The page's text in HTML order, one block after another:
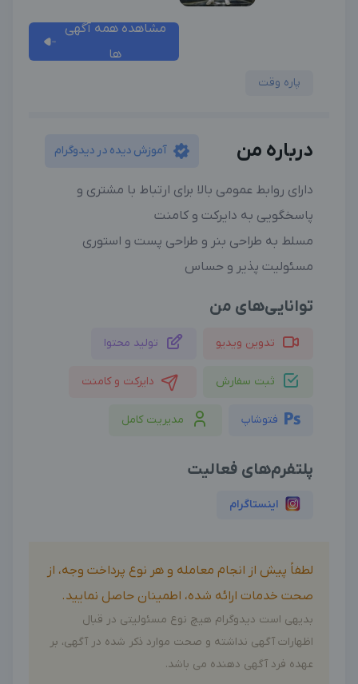
مشاهده همه آگهی
ها
پاره وقت
درباره من آموزش دیده در دیدوگرام
دارای روابط عمومی بالا برای ارتباط با مشتری و
پاسخگویی به دایرکت و کامنت
مسلط به طراحی بنر و طراحی پست و استوری
مسئولیت پذیر و حساس
توانایی‌های من
تدوین ویدیو تولید محتوا
ثبت سفارش دایرکت و کامنت
فتوشاپ مدیریت کامل
پلتفرم‌های فعالیت
اینستاگرام
لطفاً پیش از انجام معامله و هر نوع پرداخت وجه، از
صحت خدمات ارائه شده، اطمینان حاصل نمایید.
بدیهی است دیدوگرام هیچ نوع مسئولیتی در قبال
اظهارات آگهی نداشته و صحت موارد ذکر شده در آگهی، بر
عهده فرد آگهی دهنده می باشد.